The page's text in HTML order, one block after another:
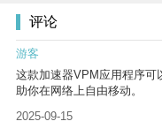
评论
游客
这款加速器VPM应用程序可
助你在网络上自由移动。
2025-09-15